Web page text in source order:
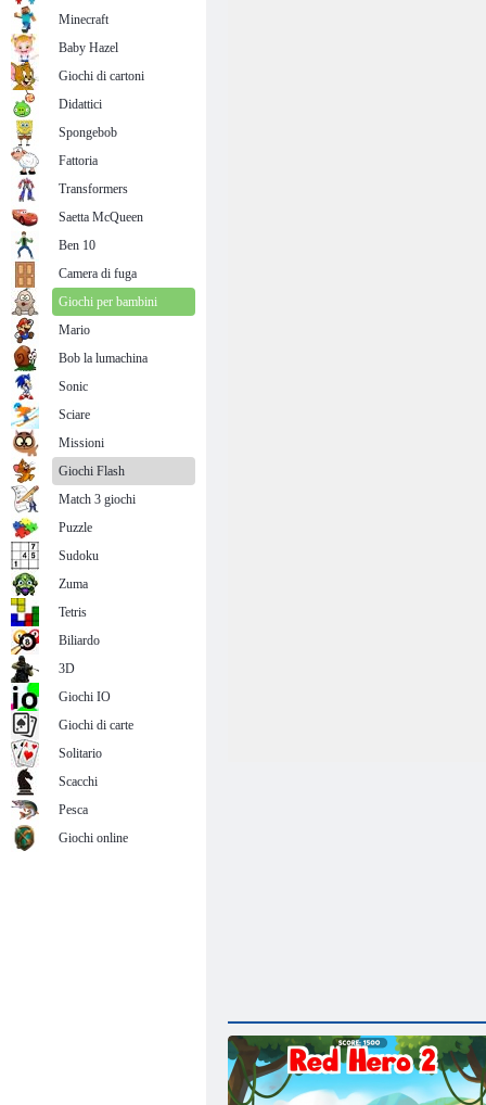
Minecraft
Baby Hazel
Giochi di cartoni
Didattici
Spongebob
Fattoria
Transformers
Saetta McQueen
Ben 10
Camera di fuga
Giochi per bambini
Mario
Bob la lumachina
Sonic
Sciare
Missioni
Giochi Flash
Match 3 giochi
Puzzle
Sudoku
Zuma
Tetris
Biliardo
3D
Giochi IO
Giochi di carte
Solitario
Scacchi
Pesca
Giochi online